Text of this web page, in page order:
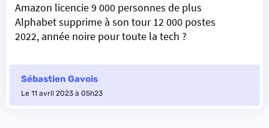
Amazon licencie 9 000 personnes de plus
Alphabet supprime à son tour 12 000 postes
2022, année noire pour toute la tech ?
Sébastien Gavois
Le 11 avril 2023 à 05h23